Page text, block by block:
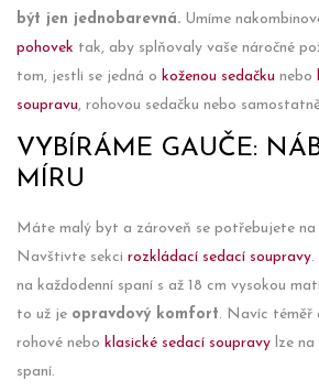
být jen jednobarevná. Umíme
pohovek tak, aby splňovaly vaše náročné
tom, jestli se jedná o koženou sedačku nebo
soupravu, rohovou sedačku nebo
VYBÍRÁME GAUČE:
MÍRU
Máte malý byt a zároveň se potřebujete na
Navštivte sekci rozkládací sedací soupravy.
na každodenní spaní s až 18 cm vysokou
to už je opravdový komfort. Navíc téměř
rohové nebo klasické sedací soupravy lze
spaní.